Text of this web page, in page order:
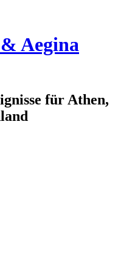
Aegina
für Athen,